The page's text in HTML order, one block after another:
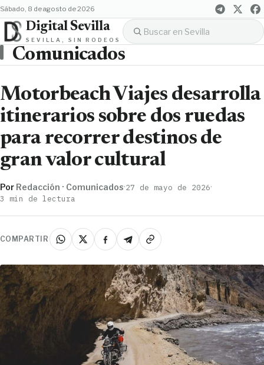
sábado, 8 de agosto de 2026
Digital Sevilla
SEVILLA, SIN RODEOS
Comunicados
Motorbeach Viajes desarrolla
itinerarios sobre dos ruedas
para recorrer destinos de
gran valor cultural
Por Redacción · Comunicados·27 de mayo de 2026·
3 min de lectura
COMPARTIR